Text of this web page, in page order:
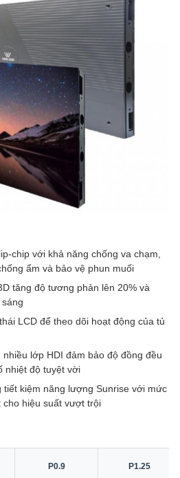
chip với khả năng chống va chạm,
ẩm và bảo vệ phun muối
tăng độ tương phản lên 20% và
LCD để theo dõi hoạt động của tủ
lớp HDI đảm bảo độ đồng đều
nhiệt độ tuyệt vời
tiết kiệm năng lượng Sunrise với mức
cho hiệu suất vượt trội
P0.9 P1.25